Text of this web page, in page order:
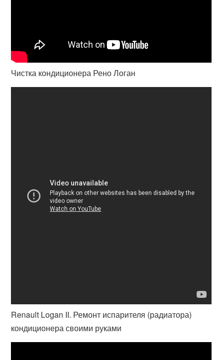
Чистка кондиционера Рено Логан
Renault Logan II. Ремонт испарителя (радиатора)
кондиционера своими руками